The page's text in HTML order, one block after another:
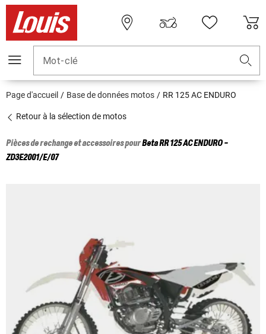
Mot-clé
Page d'accueil Base de données motos RR 125 AC ENDURO
Retour à la sélection de motos
Pièces de rechange et accessoires pourBetaRR 125 AC ENDURO -
ZD3E2001/E/07